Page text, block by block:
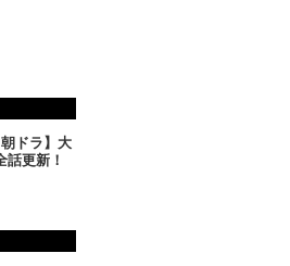
ドラ】大
話更新！